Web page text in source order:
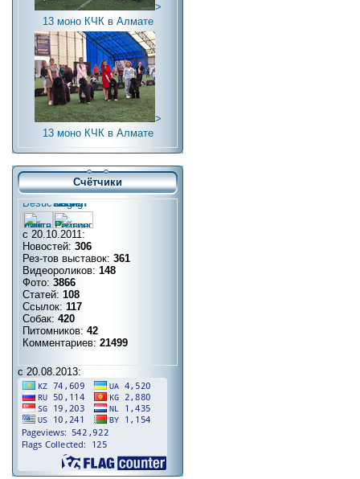
>
13 моно КЧК в Алмате
>
13 моно КЧК в Алмате
Счётчики
с 20.10.2011:
Новостей: 306
Рез-тов выставок: 361
Видеороликов: 148
Фото: 3866
Статей: 108
Ссылок: 117
Собак: 420
Питомников: 42
Комментариев: 21499
с 20.08.2013: